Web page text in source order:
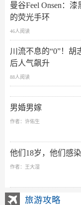
曼谷Feel Onsen：
的荧光手环
46人阅读
川流不息的“0”！胡
后人气飙升
88人阅读
男婚男嫁
作者：许佑生
他们18岁，他们感
作者：王大湿
旅游攻略